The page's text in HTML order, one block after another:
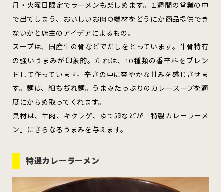
青森市 五所川原市
弘前市 黒石市 平川市
八戸市
月・火曜日限定でラーメンも楽しめます。１週間の営業の中
で出てしまう、おいしいお肉の端材をどうにか商品提供でき
ないかと店主のアイデアによるもの。
スープは、国産牛の骨などでだしをとっています。牛骨特有
の強いうまみが印象的。たれは、10種類の香辛料をブレン
ドして作っています。辛さの中に爽やかな甘みを感じさせま
す。麺は、細ちぢれ麺。うまみたっぷりのカレースープを適
度にからめ取ってくれます。
具材は、牛肉、キクラゲ、ゆで卵などが「特製カレーラーメ
ン」にさらなるうまみを与えます。
特選カレーラーメン